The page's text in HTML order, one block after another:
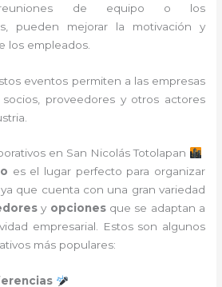
de equipo o los
pueden mejorar la motivación y
los empleados.
eventos permiten a las empresas
proveedores y otros actores
en San Nicolás Totolapan
es el lugar perfecto para organizar
que cuenta con una gran variedad
y opcionesque se adaptan a
empresarial. Estos son algunos
más populares: